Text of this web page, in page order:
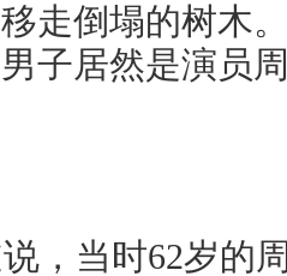
走倒塌的树木
子居然是演员
，当时62岁的